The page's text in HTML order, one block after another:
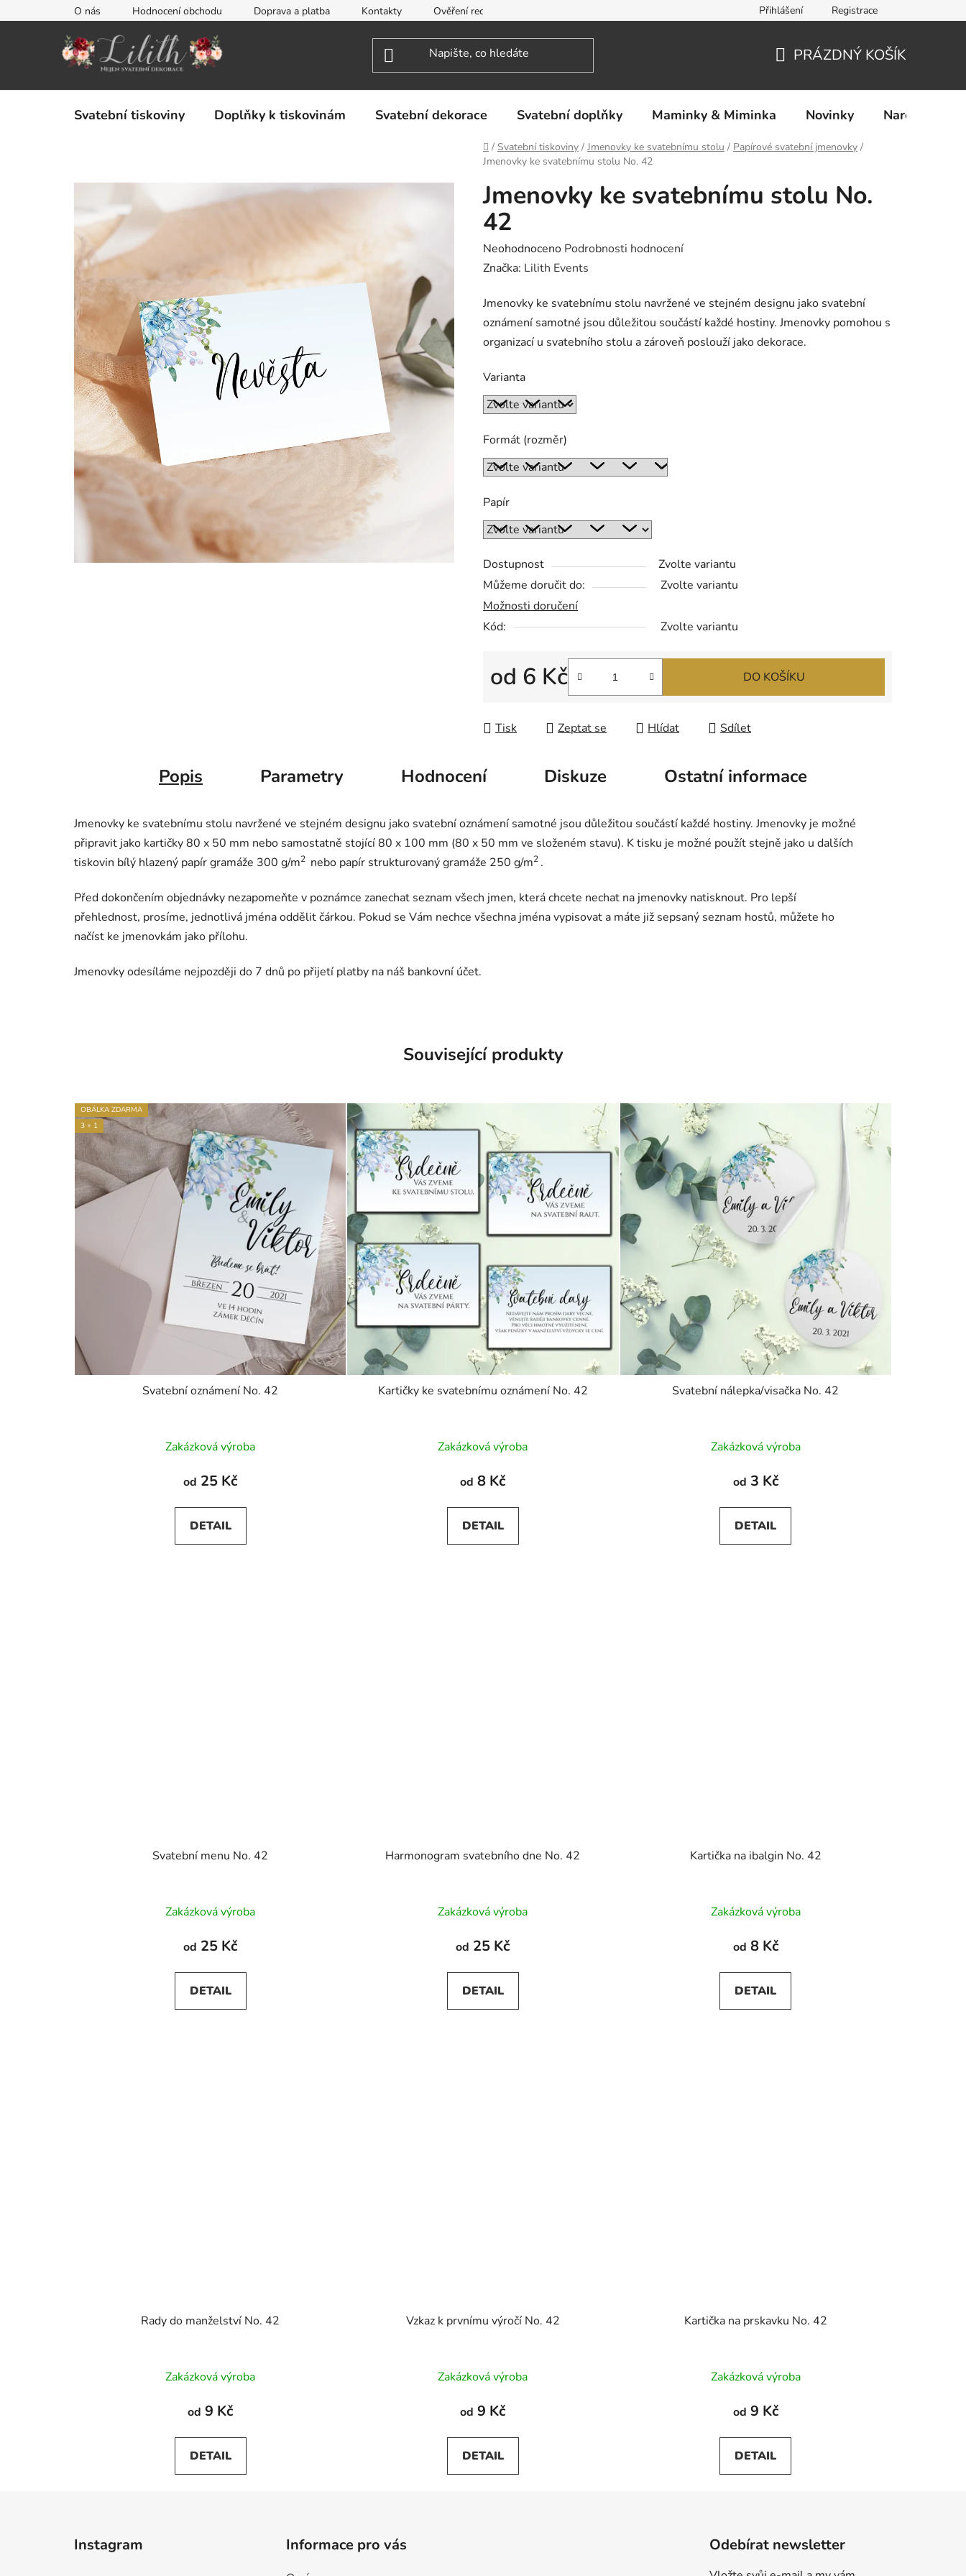
na
O nás Hodnocení obchodu Doprava a platba Kontakty Ověření recenzí Ochrana osobních údajůPřihlášení Registrace
KOŠÍK
PRÁZDNÝ KOŠÍK
Svatební tiskoviny Doplňky k tiskovinám Svatební dekorace Svatební doplňky Maminky & Miminka Novinky Narozeniny
Domů
/ Svatební tiskoviny / Jmenovky ke svatebnímu stolu / Papírové svatební jmenovky /
Jmenovky ke svatebnímu stolu No. 42
Jmenovky ke svatebnímu stolu No.
42
Průměrné
hodnocení
je
0,0
z
hvězdiček.
Neohodnoceno Podrobnosti hodnocení
Značka: Lilith Events
Jmenovky ke svatebnímu stolu navržené ve stejném designu jako svatební
oznámení samotné jsou důležitou součástí každé hostiny. Jmenovky pomohou s
organizací u svatebního stolu a zároveň poslouží jako dekorace.
Varianta
Formát (rozměr)
Papír
Dostupnost
Zvolte variantu
Můžeme doručit do:
Zvolte variantu
Možnosti doručení
Kód:
Zvolte variantu
od 6 Kč DO KOŠÍKU
Tisk Zeptat se Hlídat Sdílet
Popis Parametry Hodnocení Diskuze Ostatní informace
Jmenovky ke svatebnímu stolu navržené ve stejném designu jako svatební oznámení samotné jsou důležitou součástí každé hostiny. Jmenovky je možné
připravit jako kartičky 80 x 50 mm nebo samostatně stojící 80 x 100 mm (80 x 50 mm ve složeném stavu). K tisku je možné použít stejně jako u dalších
tiskovin bílý hlazený papír gramáže 300 g/m2 nebo papír strukturovaný gramáže 250 g/m2 .
Před dokončením objednávky nezapomeňte v poznámce zanechat seznam všech jmen, která chcete nechat na jmenovky natisknout. Pro lepší
přehlednost, prosíme, jednotlivá jména oddělit čárkou. Pokud se Vám nechce všechna jména vypisovat a máte již sepsaný seznam hostů, můžete ho
načíst ke jmenovkám jako přílohu.
Jmenovky odesíláme nejpozději do 7 dnů po přijetí platby na náš bankovní účet.
Související produkty
OBÁLKA ZDARMA
3 + 1
Svatební oznámení No. 42
hodnocení
produktu
5,0
z
Zakázková výroba
od 25 Kč
DETAIL
Kartičky ke svatebnímu oznámení No. 42
Zakázková výroba
od 8 Kč
DETAIL
Svatební nálepka/visačka No. 42
hodnocení
produktu
5,0
z
Zakázková výroba
od 3 Kč
DETAIL
Svatební menu No. 42
Zakázková výroba
od 25 Kč
DETAIL
Harmonogram svatebního dne No. 42
Zakázková výroba
od 25 Kč
DETAIL
Kartička na ibalgin No. 42
Zakázková výroba
od 8 Kč
DETAIL
Rady do manželství No. 42
Zakázková výroba
od 9 Kč
DETAIL
Vzkaz k prvnímu výročí No. 42
Zakázková výroba
od 9 Kč
DETAIL
Kartička na prskavku No. 42
Zakázková výroba
od 9 Kč
DETAIL
Instagram Informace pro vás Odebírat newsletter